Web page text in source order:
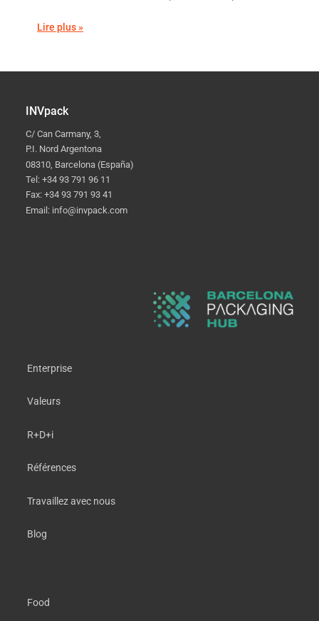
Lire plus »
INVpack
C/ Can Carmany, 3,
P.I. Nord Argentona
08310, Barcelona (España)
Tel: +34 93 791 96 11
Fax: +34 93 791 93 41
Email: info@invpack.com
Enterprise
Valeurs
R+D+i
Références
Travaillez avec nous
Blog
Food